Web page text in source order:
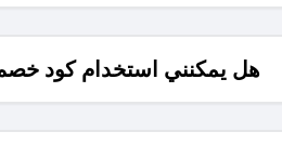
هل يمكنني استخدام كود